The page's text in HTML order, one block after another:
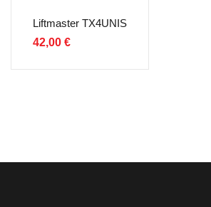
Liftmaster TX4UNIS
42,00 €